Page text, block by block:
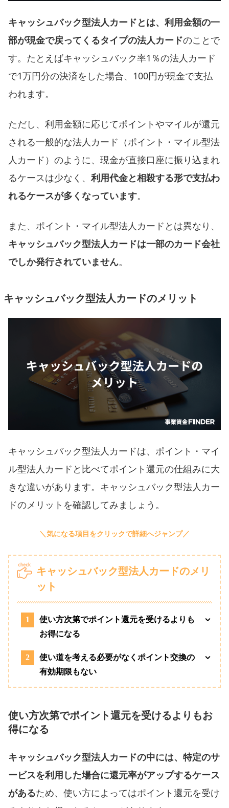
キャッシュバック型法人カードとは、利用金額の一
部が現金で戻ってくるタイプの法人カードのことで
す。たとえばキャッシュバック率1％の法人カード
で1万円分の決済をした場合、100円が現金で支払
われます。
ただし、利用金額に応じてポイントやマイルが還元
される一般的な法人カード（ポイント・マイル型法
人カード）のように、現金が直接口座に振り込まれ
るケースは少なく、 利用代金と相殺する形で支払わ
れるケースが多くなっています。
また、ポイント・マイル型法人カードとは異なり、
キャッシュバック型法人カードは一部のカード会社
でしか発行されていません。
キャッシュバック型法人カードのメリット
キャッシュバック型法人カードは、ポイント・マイ
ル型法人カードと比べてポイント還元の仕組みに大
きな違いがあります。キャッシュバック型法人カー
ドのメリットを確認してみましょう。
キャッシュバック型法人カードのメリ
ット
1
使い方次第でポイント還元を受けるよりも
お得になる
2
使い道を考える必要がなくポイント交換の
有効期限もない
使い方次第でポイント還元を受けるよりもお
得になる
キャッシュバック型法人カードの中には、特定のサ
ービスを利用した場合に還元率がアップするケース
があるため、使い方によってはポイント還元を受け